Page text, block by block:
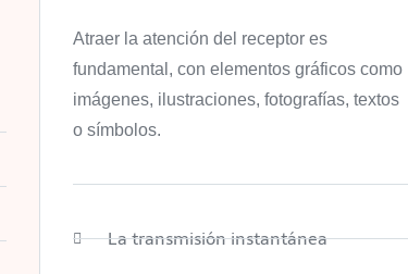
Atraer la atención del receptor es
fundamental, con elementos gráficos como
imágenes, ilustraciones, fotografías, textos
o símbolos.
La transmisión instantánea